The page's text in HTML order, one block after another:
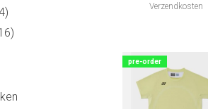
Verzendkosten
pre-order